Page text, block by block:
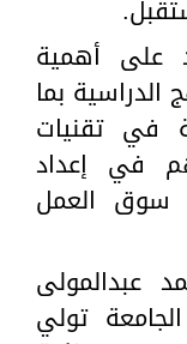
على أهمية
الدراسية بما
في تقنيات
في إعداد
سوق العمل
عبدالمولى
تولي